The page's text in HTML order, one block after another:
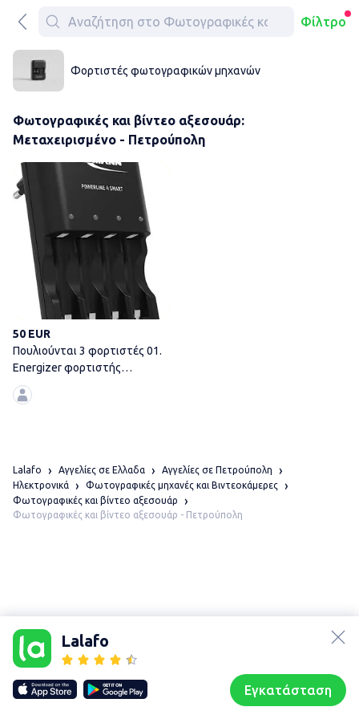
Φίλτρο
Φορτιστές φωτογραφικών μηχανών
Φωτογραφικές και βίντεο αξεσουάρ:
Μεταχειρισμένο - Πετρούπολη
50 EUR
Πουλιούνται 3 φορτιστές 01.
Energizer φορτιστής
μπαταριών AA &
Lalafo
Εγκατάσταση
Lalafo Αγγελίες σε Ελλαδα
Αγγελίες σε Πετρούπολη
Ηλεκτρονικά
Φωτογραφικές μηχανές και Βιντεοκάμερες
Φωτογραφικές και βίντεο αξεσουάρ
Φωτογραφικές και βίντεο αξεσουάρ - Πετρούπολη
Our websites
lalafo.kg
lalafo.rs
lalafo.pl
Sitemap
τοποθεσίας
Συζητήσεις Προφίλ